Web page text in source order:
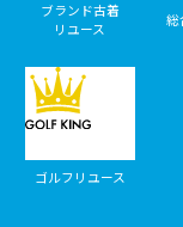
ブランド古着
リユース
総
ゴルフリユース